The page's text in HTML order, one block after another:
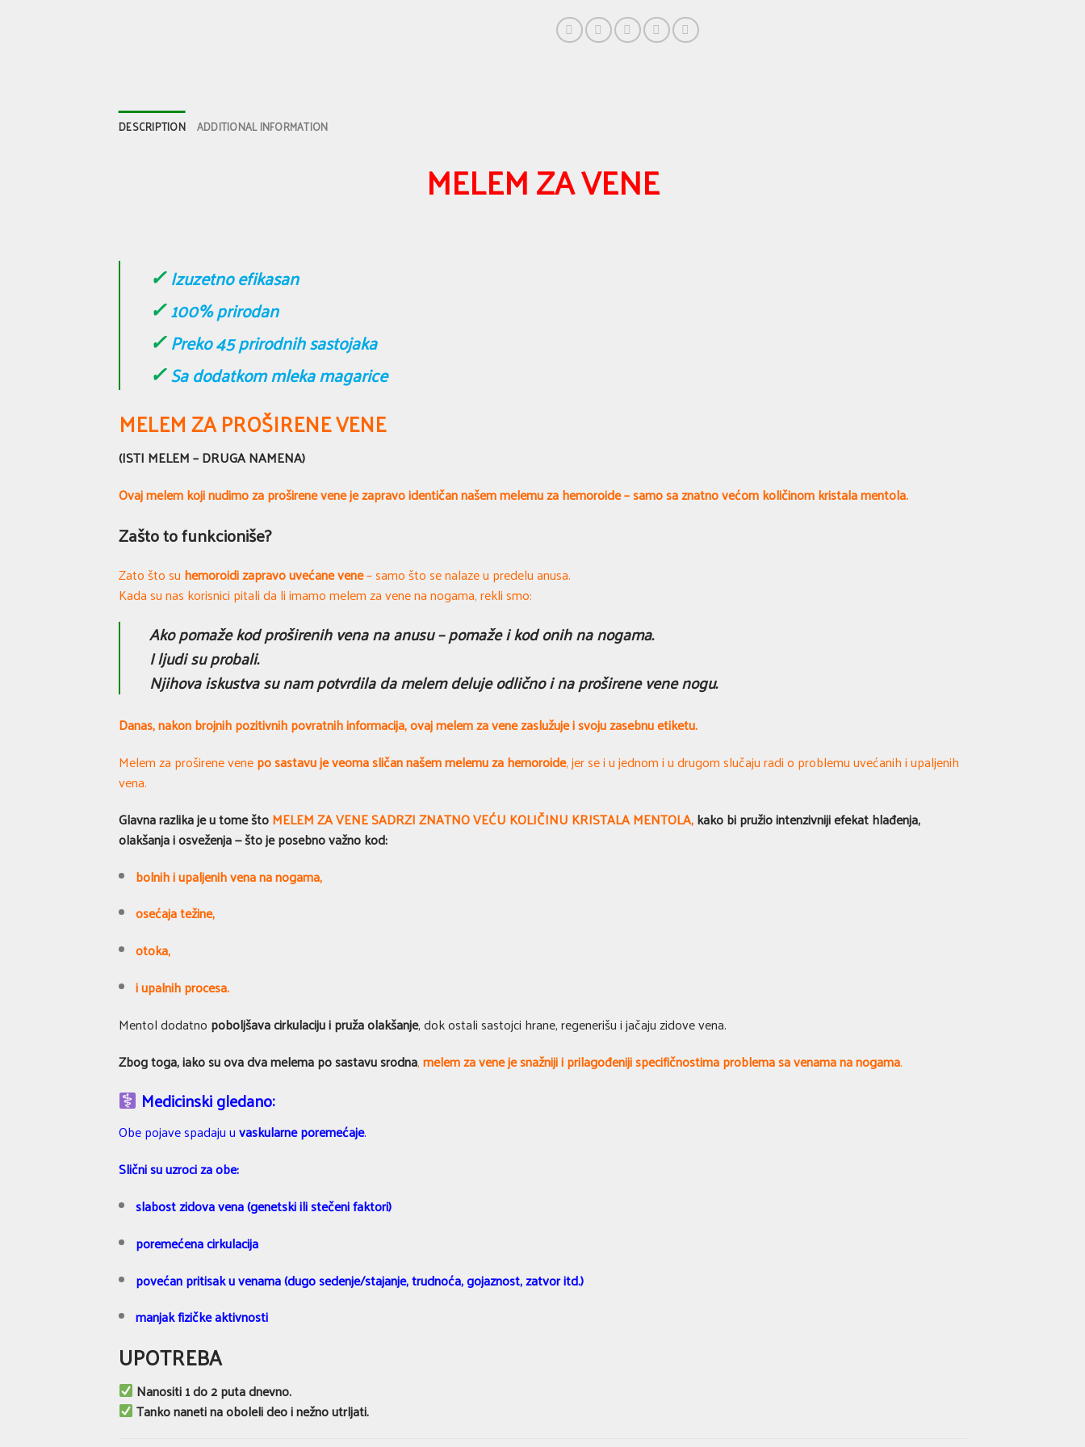
DESCRIPTION ADDITIONAL INFORMATION
MELEM ZA VENE
✓Izuzetno efikasan
✓100% prirodan
✓Preko 45 prirodnih sastojaka
✓Sa dodatkom mleka magarice
MELEM ZA PROŠIRENE VENE
(ISTI MELEM – DRUGA NAMENA)
Ovaj melem koji nudimo za proširene vene je zapravo identičan našem melemu za hemoroide – samo sa znatno većom količinom kristala mentola.
Zašto to funkcioniše?
Zato što su hemoroidi zapravo uvećane vene– samo što se nalaze u predelu anusa.
Kada su nas korisnici pitali da li imamo melem za vene na nogama, rekli smo:
Ako pomaže kod proširenih vena na anusu – pomaže i kod onih na nogama.
I ljudi su probali.
Njihova iskustva su nam potvrdila da melem deluje odlično i na proširene vene nogu.
Danas, nakon brojnih pozitivnih povratnih informacija, ovaj melem za vene zaslužuje i svoju zasebnu etiketu.
Melem za proširene venepo sastavu je veoma sličan našem melemu za hemoroide, jer se i u jednom i u drugom slučaju radi o problemu uvećanih i upaljenih
vena.
Glavna razlikaje u tome štoMELEM ZA VENE SADRZI ZNATNO VEĆU KOLIČINU KRISTALA MENTOLA,kako bi pružio intenzivniji efekat hlađenja,
olakšanja i osveženja — što je posebno važno kod:
bolnih i upaljenih vena na nogama,
osećaja težine,
otoka,
i upalnih procesa.
Mentol dodatno poboljšava cirkulaciju i pruža olakšanje, dok ostali sastojci hrane, regenerišu i jačaju zidove vena.
Zbog toga, iako su ova dva melema po sastavu srodna,melem za vene je snažniji i prilagođeniji specifičnostima problema sa venama na nogama.
Medicinski gledano:
Obe pojave spadaju uvaskularne poremećaje.
Slični su uzroci za obe:
slabost zidova vena (genetski ili stečeni faktori)
poremećena cirkulacija
povećan pritisak u venama (dugo sedenje/stajanje, trudnoća, gojaznost, zatvor itd.)
manjak fizičke aktivnosti
UPOTREBA
Nanositi1 do 2 puta dnevno.
Tanko naneti na oboleli deo i nežno utrljati.